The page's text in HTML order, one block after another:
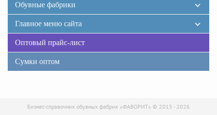
Обувные фабрики
Главное меню сайта
Оптовый прайс-лист
Сумки оптом
Бизнес-справочник обувных фабрик «ФАВОРИТ» © 2015 - 2026